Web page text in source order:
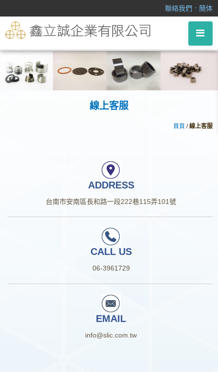
聯絡我們 ． 簡体
線上客服
首頁 /線上客服
ADDRESS
台南市安南區長和路一段222巷115弄101號
CALL US
06-3961729
EMAIL
info@slic.com.tw